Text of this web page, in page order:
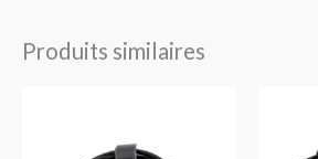
Produits similaires